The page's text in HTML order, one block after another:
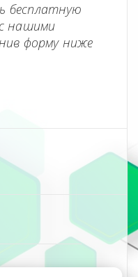
бесплатную
нашими
форму ниже